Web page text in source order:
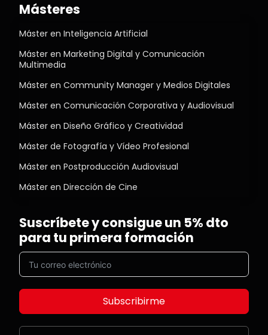
Másteres
Máster en Inteligencia Artificial
Máster en Marketing Digital y Comunicación
Multimedia
Máster en Community Manager y Medios Digitales
Máster en Comunicación Corporativa y Audiovisual
Máster en Diseño Gráfico y Creatividad
Máster de Fotografía y Vídeo Profesional
Máster en Postproducción Audiovisual
Máster en Dirección de Cine
Suscríbete y consigue un 5% dto
para tu primera formación
Subscribirme